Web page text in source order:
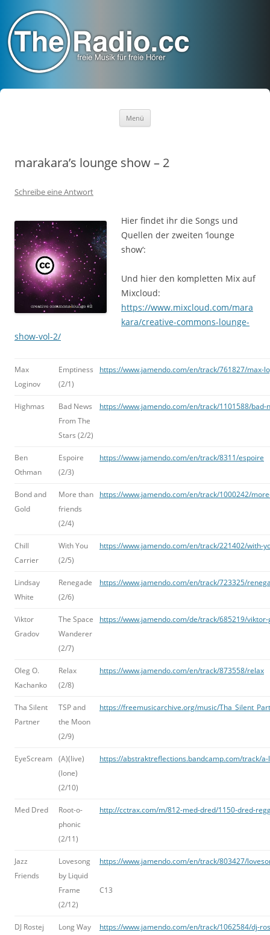
Menü
marakara’s lounge show – 2
Schreibe eine Antwort
Hier findet ihr die Songs und
Quellen der zweiten ‘lounge
show‘:
Und hier den kompletten Mix auf
Mixcloud:
https://www.mixcloud.com/mara
kara/creative-commons-lounge-
show-vol-2/
Max
Loginov
Emptiness
(2/1)
https://www.jamendo.com/en/track/761827/max-
Highmas
Bad News
From The
Stars (2/2)
https://www.jamendo.com/en/track/1101588/
Ben
Othman
Espoire
(2/3)
https://www.jamendo.com/en/track/8311/espoire
Bond and
Gold
More than
friends
(2/4)
https://www.jamendo.com/en/track/1000242/
Chill
Carrier
With You
(2/5)
https://www.jamendo.com/en/track/221402/with-
Lindsay
White
Renegade
(2/6)
https://www.jamendo.com/en/track/723325/
Viktor
Gradov
The Space
Wanderer
(2/7)
https://www.jamendo.com/de/track/685219/
Oleg O.
Kachanko
Relax
(2/8)
https://www.jamendo.com/en/track/873558/relax
Tha Silent
Partner
TSP and
the Moon
(2/9)
https://freemusicarchive.org/music/
EyeScream (A)(live)
(lone)
(2/10)
https://abstraktreflections.bandcamp.com/track/
Med Dred
Root-o-
phonic
(2/11)
http://cctrax.com/m/812-med-dred/1150-dred-
Jazz
Friends
Lovesong
by Liquid
Frame
(2/12)
https://www.jamendo.com/en/track/803427/
C13
DJ Rostej
Long Way
https://www.jamendo.com/en/track/1062584/dj-